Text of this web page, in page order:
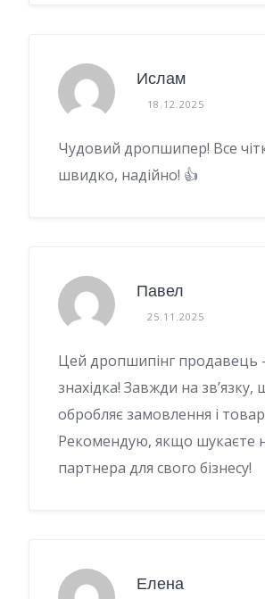
Ислам
18.12.2025
Чудовий дропшипер! Все
швидко, надійно! 👍
Павел
25.11.2025
Цей дропшипінг продавець
знахідка! Завжди на зв’язку,
обробляє замовлення і
Рекомендую, якщо шукаєте
партнера для свого бізнесу!
Елена